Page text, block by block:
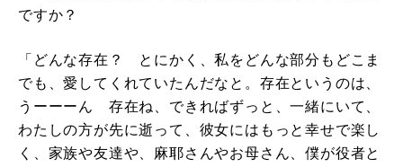
ですか？
「どんな存在？ とにかく、私をどんな部分もどこま
でも、愛してくれていたんだなと。存在というのは、
うーーーん 存在ね、できればずっと、一緒にいて、
わたしの方が先に逝って、彼女にはもっと幸せで楽し
く、家族や友達や、麻耶さんやお母さん、僕が役者と